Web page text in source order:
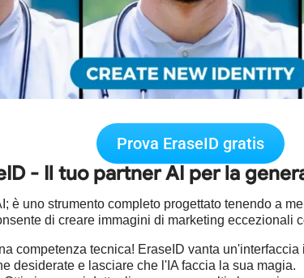
Prova EraseID gratis
- Il tuo partner AI per la
è uno strumento completo progettato tenendo a
di creare immagini di marketing eccezionali
competenza tecnica! EraseID vanta
desiderate e lasciare che l'IA faccia la sua magia.